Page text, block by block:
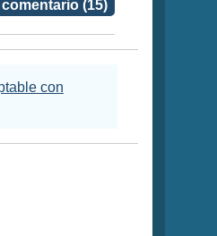
(15)
con